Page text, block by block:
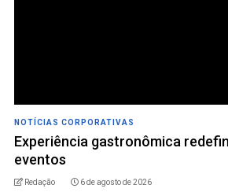
NOTÍCIAS CORPORATIVAS
Experiência gastronômica
eventos
Redação 6 de agosto de 2026